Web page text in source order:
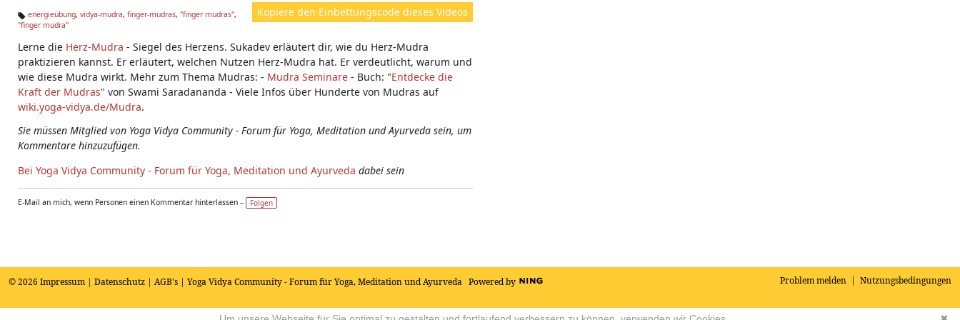
ht
e
Kopiere den Einbettungscode dieses Videos
Ta
s:
energieübung, vidya-mudra, finger-mudras, "finger mudras",
"finger mudra"
Lerne die Herz-Mudra - Siegel des Herzens. Sukadev erläutert dir, wie du Herz-Mudra
praktizieren kannst. Er erläutert, welchen Nutzen Herz-Mudra hat. Er verdeutlicht, warum und
wie diese Mudra wirkt. Mehr zum Thema Mudras: - Mudra Seminare - Buch: "Entdecke die
Kraft der Mudras" von Swami Saradananda - Viele Infos über Hunderte von Mudras auf
wiki.yoga-vidya.de/Mudra.
Sie müssen Mitglied von Yoga Vidya Community - Forum für Yoga, Meditation und Ayurveda sein, um
Kommentare hinzuzufügen.
Bei Yoga Vidya Community - Forum für Yoga, Meditation und Ayurveda dabei sein
E-Mail an mich, wenn Personen einen Kommentar hinterlassen – Folgen
Problem melden | Nutzungsbedingungen
© 2026 Impressum | Datenschutz | AGB's | Yoga Vidya Community - Forum für Yoga, Meditation und Ayurveda Powered by